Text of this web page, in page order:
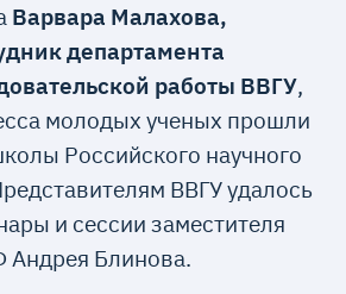
Варвара Малахова,
департамента
работы ВВГУ,
молодых ученых прошли
Российского научного
ВВГУ удалось
и сессии заместителя
Андрея Блинова.